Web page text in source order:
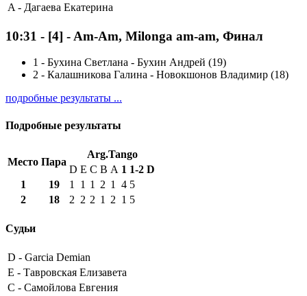
A - Дагаева Екатерина
10:31 - [4] - Am-Am, Milonga am-am, Финал
1 - Бухина Светлана - Бухин Андрей (19)
2 - Калашникова Галина - Новокшонов Владимир (18)
подробные результаты ...
Подробные результаты
Место Пара
Arg.Tango
D E C B A 1 1-2 D
1
19 1 1 1 2 1 4 5
2
18 2 2 2 1 2 1 5
Судьи
D - Garcia Demian
E - Тавровская Елизавета
C - Самойлова Евгения